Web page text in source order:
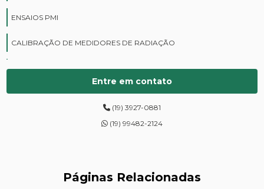
ENSAIOS PMI
CALIBRAÇÃO DE MEDIDORES DE RADIAÇÃO
CURSOS DE PROTEÇÃO RADIOLÓGICA
DIGITALIZAÇÃO DE FILMES RADIOGRÁFICOS
ENSAIOS DE DUREZA DE CAMPO
Entre em contato
(19) 3927-0881
(19) 99482-2124
Páginas Relacionadas